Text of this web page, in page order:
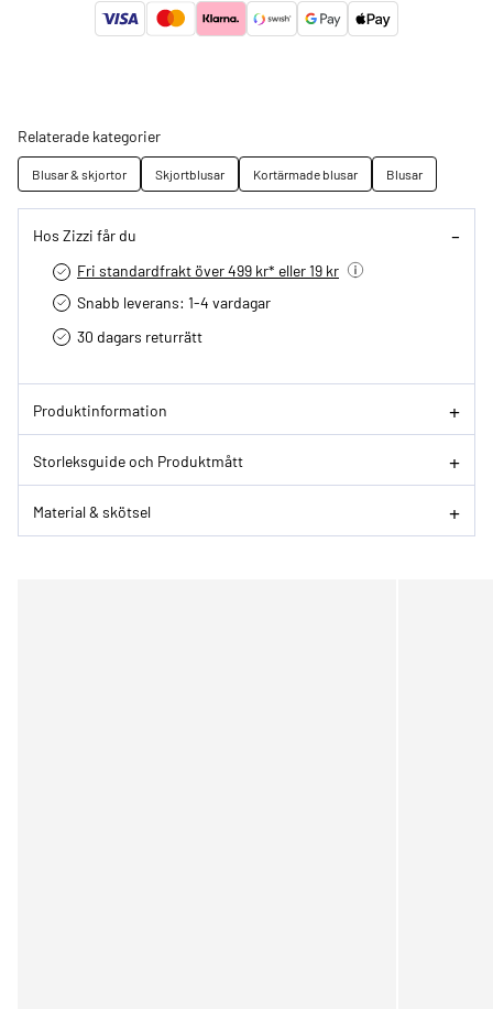
Relaterade kategorier
Blusar & skjortor Skjortblusar Kortärmade blusar Blusar
Hos Zizzi får du
Fri standardfrakt över 499 kr* eller 19 kr
Snabb leverans: 1-4 vardagar
30 dagars returrätt­
Produktinformation
Storleksguide och Produktmått
Material & skötsel